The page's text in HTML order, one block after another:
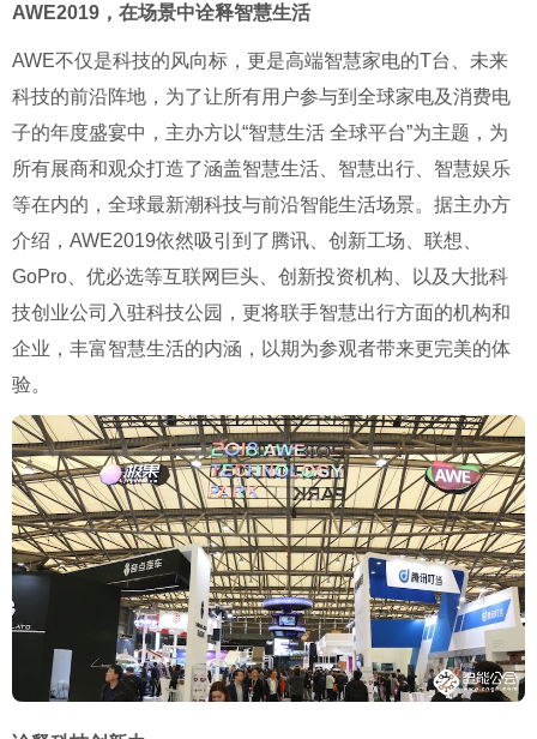
AWE2019，在场景中诠释智慧生活
AWE不仅是科技的风向标，更是高端智慧家电的T台、未来
科技的前沿阵地，为了让所有用户参与到全球家电及消费电
子的年度盛宴中，主办方以“智慧生活 全球平台”为主题，为
所有展商和观众打造了涵盖智慧生活、智慧出行、智慧娱乐
等在内的，全球最新潮科技与前沿智能生活场景。据主办方
介绍，AWE2019依然吸引到了腾讯、创新工场、联想、
GoPro、优必选等互联网巨头、创新投资机构、以及大批科
技创业公司入驻科技公园，更将联手智慧出行方面的机构和
企业，丰富智慧生活的内涵，以期为参观者带来更完美的体
验。